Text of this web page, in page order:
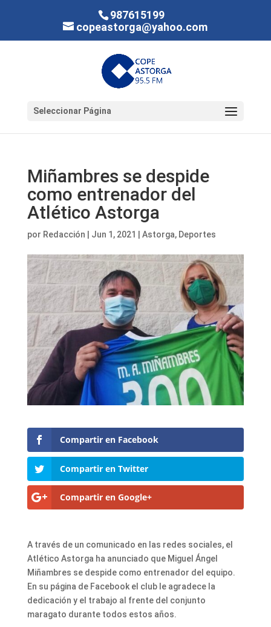
987615199
copeastorga@yahoo.com
Seleccionar Página
Miñambres se despide
como entrenador del
Atlético Astorga
por Redacción Jun 1, 2021 Astorga, Deportes
Compartir en Facebook
Compartir en Twitter
Compartir en Google+
A través de un comunicado en las redes sociales, el
Atlético Astorga ha anunciado que Miguel Ángel
Miñambres se despide como entrenador del equipo.
En su página de Facebook el club le agradece la
dedicación y el trabajo al frente del conjunto
maragato durante todos estos años.